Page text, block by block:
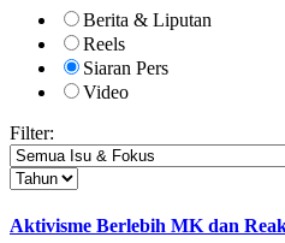
Berita & Liputan
Reels
Siaran Pers
Video
Filter:
Aktivisme Berlebih MK dan